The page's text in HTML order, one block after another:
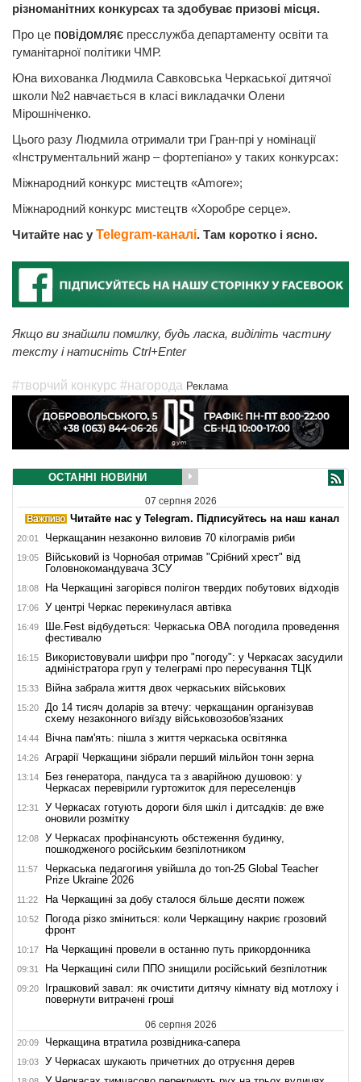
різноманітних конкурсах та здобуває призові місця.
Про це повідомляє пресслужба департаменту освіти та
гуманітарної політики ЧМР.
Юна вихованка Людмила Савковська Черкаської дитячої
школи №2 навчається в класі викладачки Олени
Мірошніченко.
Цього разу Людмила отримали три Гран-прі у номінації
«Інструментальний жанр – фортепіано» у таких конкурсах:
Міжнародний конкурс мистецтв «Amore»;
Міжнародний конкурс мистецтв «Хоробре серце».
Читайте нас у Telegram-каналі. Там коротко і ясно.
Якщо ви знайшли помилку, будь ласка, виділіть частину
тексту і натисніть Ctrl+Enter
#творчий конкурс #нагорода Реклама
ОСТАННІ НОВИНИ
07 серпня 2026
Читайте нас у Telegram. Підписуйтесь на наш канал
20:01 Черкащанин незаконно виловив 70 кілограмів риби
19:05
Військовий із Чорнобая отримав "Срібний хрест" від
Головнокомандувача ЗСУ
18:08 На Черкащині загорівся полігон твердих побутових відходів
17:06 У центрі Черкас перекинулася автівка
16:49
Ше.Fest відбудеться: Черкаська ОВА погодила проведення
фестивалю
16:15
Використовували шифри про "погоду": у Черкасах засудили
адміністратора груп у телеграмі про пересування ТЦК
15:33 Війна забрала життя двох черкаських військових
15:20
До 14 тисяч доларів за втечу: черкащанин організував
схему незаконного виїзду військовозобов'язаних
14:44 Вічна пам'ять: пішла з життя черкаська освітянка
14:26 Аграрії Черкащини зібрали перший мільйон тонн зерна
13:14
Без генератора, пандуса та з аварійною душовою: у
Черкасах перевірили гуртожиток для переселенців
12:31
У Черкасах готують дороги біля шкіл і дитсадків: де вже
оновили розмітку
12:08
У Черкасах профінансують обстеження будинку,
пошкодженого російським безпілотником
11:57
Черкаська педагогиня увійшла до топ-25 Global Teacher
Prize Ukraine 2026
11:22 На Черкащині за добу сталося більше десяти пожеж
10:52
Погода різко зміниться: коли Черкащину накриє грозовий
фронт
10:17 На Черкащині провели в останню путь прикордонника
09:31 На Черкащині сили ППО знищили російський безпілотник
09:20
Іграшковий завал: як очистити дитячу кімнату від мотлоху і
повернути витрачені гроші
06 серпня 2026
20:09 Черкащина втратила розвідника-сапера
19:03 У Черкасах шукають причетних до отруєння дерев